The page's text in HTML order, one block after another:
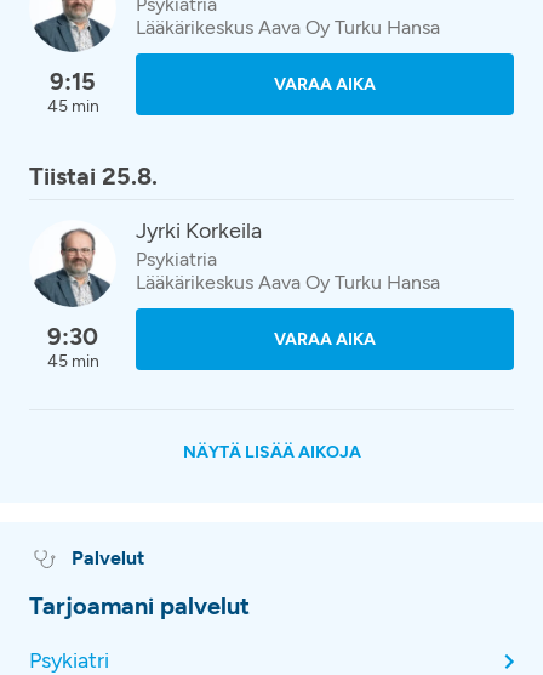
9:15
45 min
Lääkärikeskus Aava Oy Turku Hansa
VARAA AIKA
Tiistai 25.8.
9:30
45 min
Jyrki Korkeila
Psykiatria
Lääkärikeskus Aava Oy Turku Hansa
VARAA AIKA
NÄYTÄ LISÄÄ AIKOJA
Palvelut
Tarjoamani palvelut
Psykiatri